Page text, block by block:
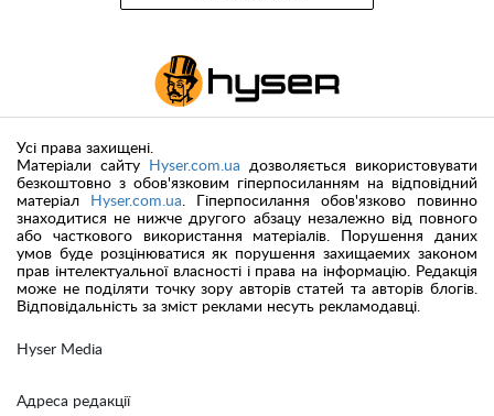
Hyser Media
Адреса редакції
Усі права захищені.
Матеріали сайту
Hyser.com.ua дозволяється використовувати
безкоштовно з обов'язковим гіперпосиланням на відповідний
матеріал
Hyser.com.ua. Гіперпосилання обов'язково повинно
знаходитися не нижче другого абзацу незалежно від повного
або часткового використання матеріалів. Порушення даних
умов буде розцінюватися як порушення захищаемих законом
прав інтелектуальної власності і права на інформацію. Редакція
може не поділяти точку зору авторів статей та авторів блогів.
Відповідальність за зміст реклами несуть рекламодавці.